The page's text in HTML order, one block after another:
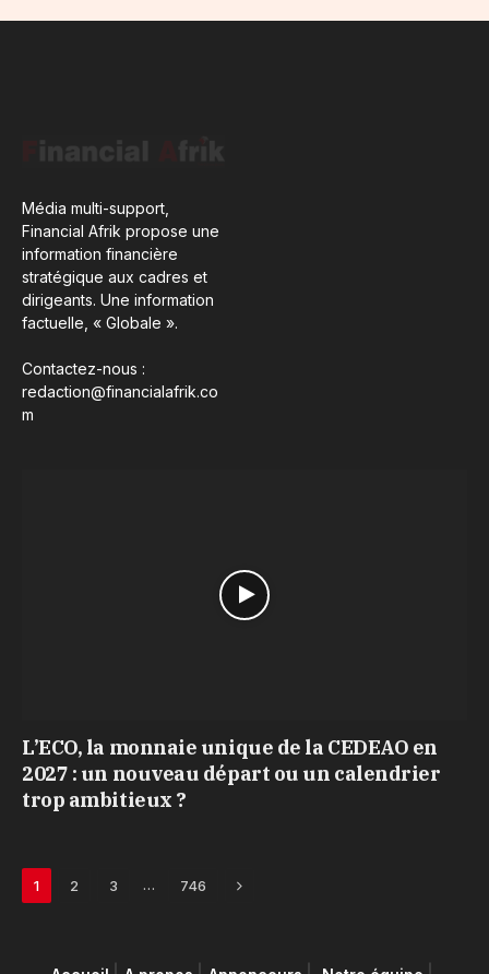
Média multi-support,
Financial Afrik propose une
information financière
stratégique aux cadres et
dirigeants. Une information
factuelle, « Globale ».
Contactez-nous :
redaction@financialafrik.co
m
L’ECO, la monnaie unique de la CEDEAO en
2027 : un nouveau départ ou un calendrier
trop ambitieux ?
1 2 3 … 746 Next